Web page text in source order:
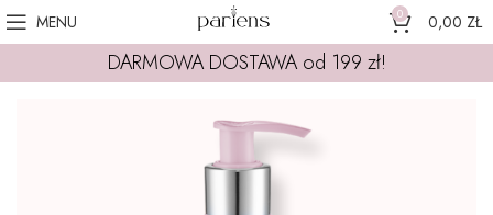
MENU 0 0,00 ZŁ
DARMOWA DOSTAWA od 199 zł!